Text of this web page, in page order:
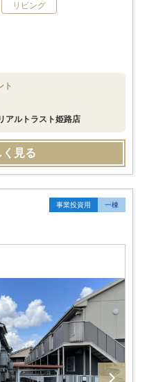
リビング
ト
アルトラスト姫路店
見る
事業投資用 一棟